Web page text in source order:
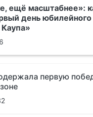
ещё масштабнее»:
день юбилейного
первую